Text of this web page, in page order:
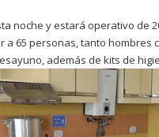
noche y estará operativo de
a 65 personas, tanto hombres
además de kits de